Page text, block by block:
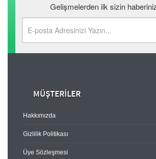
Gelişmelerden ilk sizin
MÜŞTERİLER
Hakkımızda
Gizlilik Politikası
Üye Sözleşmesi